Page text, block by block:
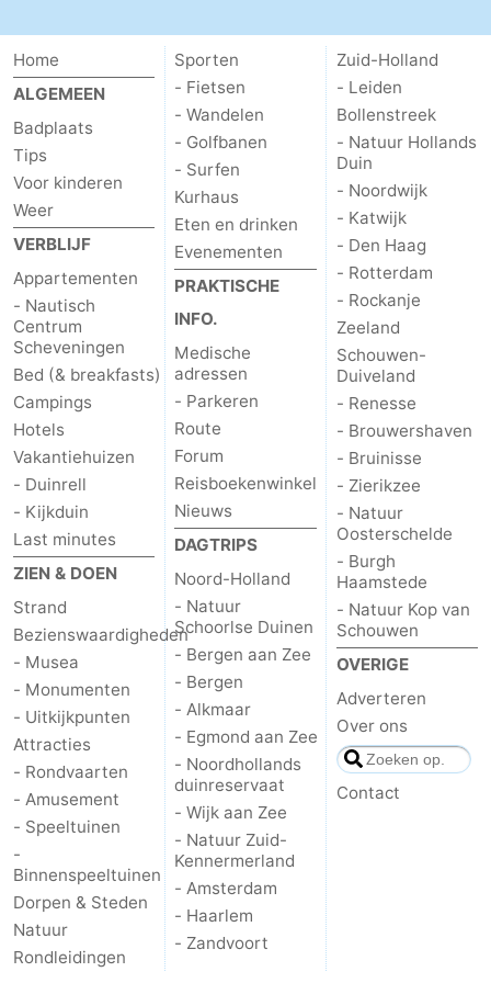
Hollands
Duin
Noordwijk
-
Katwijk
-
Den
Haag
-
Rotterdam
-
Rockanje
Zeeland
Schouwen-
Duiveland
-
Renesse
-
Brouwershaven
-
Bruinisse
-
Zierikzee
-
Natuur
Oosterschelde
-
Burgh
Haamstede
-
Natuur
Kop
van
Schouwen
Weer
Contact
Home
ALGEMEEN
Badplaats
Tips
Voor kinderen
Weer
VERBLIJF
Appartementen
- Nautisch
Centrum
Scheveningen
Bed (& breakfasts)
Campings
Hotels
Vakantiehuizen
- Duinrell
- Kijkduin
Last minutes
ZIEN & DOEN
Strand
Bezienswaardigheden
- Musea
- Monumenten
- Uitkijkpunten
Attracties
- Rondvaarten
- Amusement
- Speeltuinen
-
Binnenspeeltuinen
Dorpen & Steden
Natuur
Rondleidingen
Sporten
- Fietsen
- Wandelen
- Golfbanen
- Surfen
Kurhaus
Eten en drinken
Evenementen
PRAKTISCHE
INFO.
Medische
adressen
- Parkeren
Route
Forum
Reisboekenwinkel
Nieuws
DAGTRIPS
Noord-Holland
- Natuur
Schoorlse Duinen
- Bergen aan Zee
- Bergen
- Alkmaar
- Egmond aan Zee
- Noordhollands
duinreservaat
- Wijk aan Zee
- Natuur Zuid-
Kennermerland
- Amsterdam
- Haarlem
- Zandvoort
Zuid-Holland
- Leiden
Bollenstreek
- Natuur Hollands
Duin
- Noordwijk
- Katwijk
- Den Haag
- Rotterdam
- Rockanje
Zeeland
Schouwen-
Duiveland
- Renesse
- Brouwershaven
- Bruinisse
- Zierikzee
- Natuur
Oosterschelde
- Burgh
Haamstede
- Natuur Kop van
Schouwen
OVERIGE
Adverteren
Over ons
Contact